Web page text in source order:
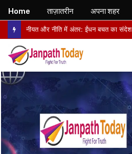
Home ताज़ातरीन अपना शहर